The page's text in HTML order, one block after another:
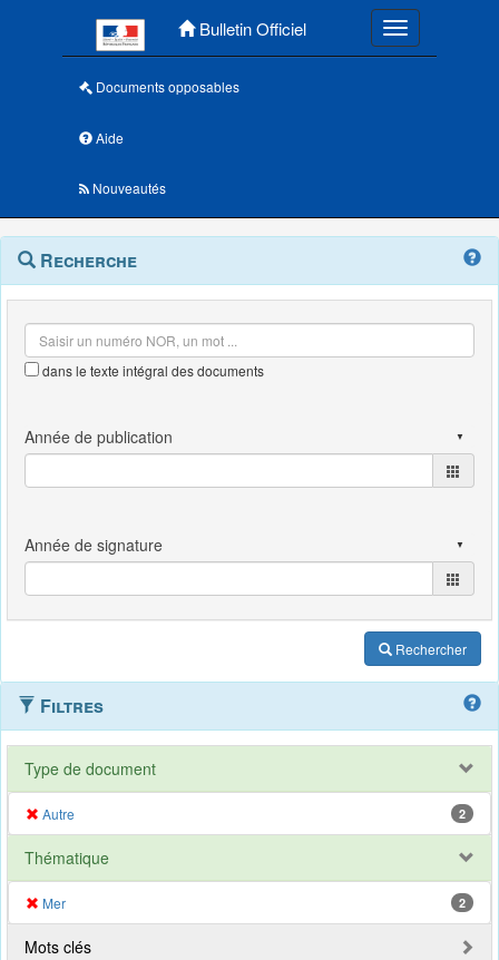
Bulletin Officiel Toggle
Documents opposables
Aide
Nouveautés
Navigation
outils
Menu
contextuel
Recherche
dans le texte intégral des documents
Rechercher
Filtres
Type de document
Autre 2
Thématique
Mer 2
Mots clés